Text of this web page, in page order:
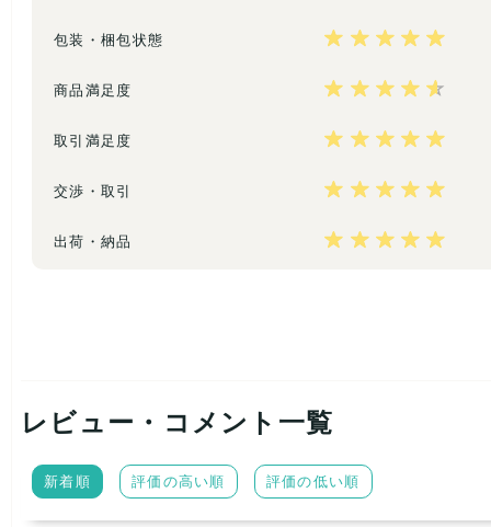
*サイズはS、M、L、XLがメインとなります。そのほかのサイズ
*入荷状況により、サイズや季節、ブランドに偏りが出ることがあ
包装・梱包状態
商品満足度
取引満足度
交渉・取引
出荷・納品
レビュー・コメント一覧
新着順 評価の高い順 評価の低い順